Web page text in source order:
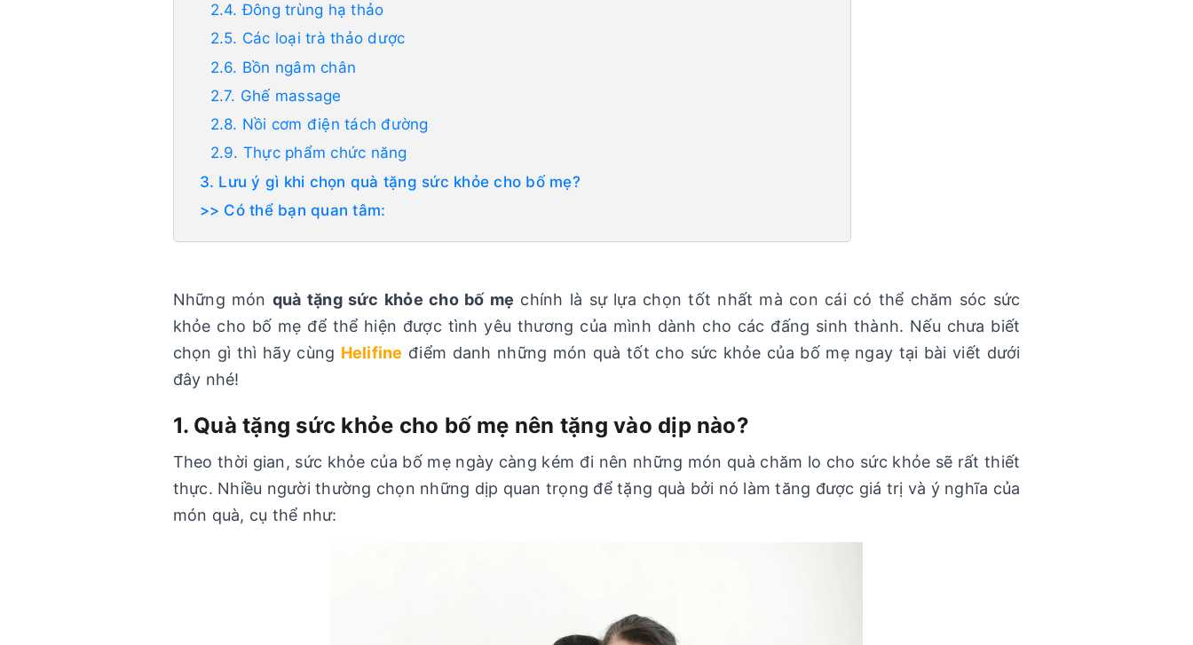
2.4. Đông trùng hạ thảo
2.5. Các loại trà thảo dược
2.6. Bồn ngâm chân
2.7. Ghế massage
2.8. Nồi cơm điện tách đường
2.9. Thực phẩm chức năng
3. Lưu ý gì khi chọn quà tặng sức khỏe cho bố mẹ?
>> Có thể bạn quan tâm:
Những món quà tặng sức khỏe cho bố mẹ chính là sự lựa chọn tốt nhất mà con cái có thể chăm sóc sức
khỏe cho bố mẹ để thể hiện được tình yêu thương của mình dành cho các đấng sinh thành. Nếu chưa biết
chọn gì thì hãy cùng Helifine điểm danh những món quà tốt cho sức khỏe của bố mẹ ngay tại bài viết dưới
đây nhé!
1. Quà tặng sức khỏe cho bố mẹ nên tặng vào dịp nào?
Theo thời gian, sức khỏe của bố mẹ ngày càng kém đi nên những món quà chăm lo cho sức khỏe sẽ rất thiết
thực. Nhiều người thường chọn những dịp quan trọng để tặng quà bởi nó làm tăng được giá trị và ý nghĩa của
món quà, cụ thể như: